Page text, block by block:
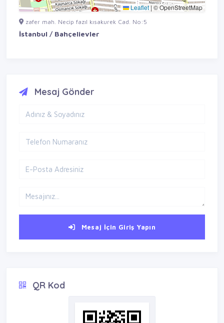
Leaflet |© OpenStreetMap
zafer mah. Necip fazıl kısakurek Cad. No:5
İstanbul / Bahçelievler
Mesaj Gönder
Mesaj İçin Giriş Yapın
QR Kod